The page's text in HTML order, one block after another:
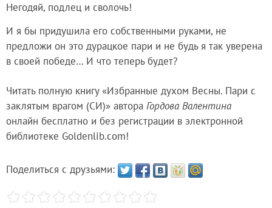
Негодяй, подлец и сволочь!
И я бы придушила его собственными руками, не
предложи он это дурацкое пари и не будь я так уверена
в своей победе… И что теперь будет?
Читать полную книгу «Избранные духом Весны. Пари с
заклятым врагом (СИ)» автора Гордова Валентина
онлайн бесплатно и без регистрации в электронной
библиотеке Goldenlib.com!
Поделиться с друзьями: